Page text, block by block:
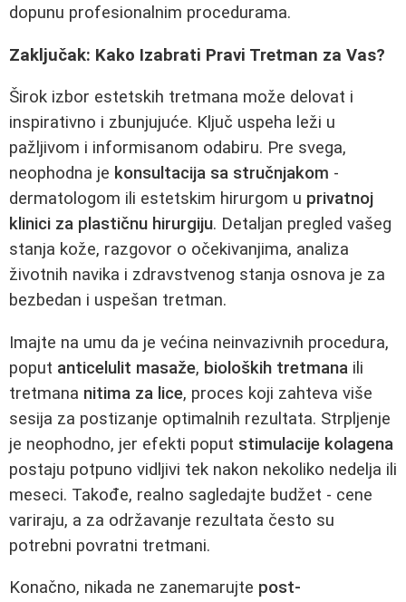
dopunu profesionalnim procedurama.
Zaključak: Kako Izabrati Pravi Tretman za Vas?
Širok izbor estetskih tretmana može delovat i
inspirativno i zbunjujuće. Ključ uspeha leži u
pažljivom i informisanom odabiru. Pre svega,
neophodna je konsultacija sa stručnjakom -
dermatologom ili estetskim hirurgom u privatnoj
klinici za plastičnu hirurgiju. Detaljan pregled vašeg
stanja kože, razgovor o očekivanjima, analiza
životnih navika i zdravstvenog stanja osnova je za
bezbedan i uspešan tretman.
Imajte na umu da je većina neinvazivnih procedura,
poput anticelulit masaže, bioloških tretmana ili
tretmana nitima za lice, proces koji zahteva više
sesija za postizanje optimalnih rezultata. Strpljenje
je neophodno, jer efekti poput stimulacije kolagena
postaju potpuno vidljivi tek nakon nekoliko nedelja ili
meseci. Takođe, realno sagledajte budžet - cene
variraju, a za održavanje rezultata često su
potrebni povratni tretmani.
Konačno, nikada ne zanemarujte post-